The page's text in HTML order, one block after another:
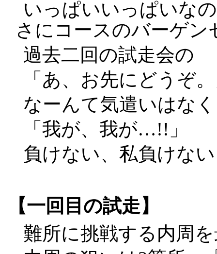
いっぱいいっぱいな
さにコースのバーゲ
過去二回の試走会の
「あ、お先にどうぞ
なーんて気遣いはな
「我が、我が…!!」
負けない、私負けな
【一回目の試走】
難所に挑戦する内周